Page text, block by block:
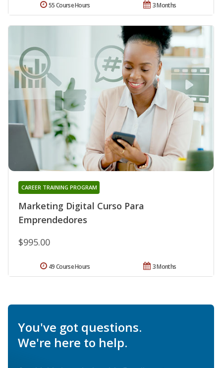
3 Months
55 Course Hours
Marketing Digital Curso Para
Emprendedores
CAREER TRAINING PROGRAM
$995.00
3 Months
49 Course Hours
You've got questions.
We're here to help.